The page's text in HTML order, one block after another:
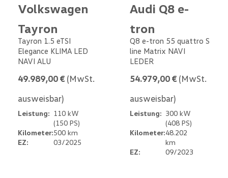
Volkswagen
Tayron
Tayron 1.5 eTSI
Elegance KLIMA LED
NAVI ALU
49.989,00 € (MwSt.
ausweisbar)
Leistung: 110 kW
(150 PS)
Kilometer:500 km
EZ:
03/2025
Audi Q8 e-
tron
Q8 e-tron 55 quattro S
line Matrix NAVI
LEDER
54.979,00 € (MwSt.
ausweisbar)
Leistung: 300 kW
(408 PS)
Kilometer:48.202
km
EZ:
09/2023